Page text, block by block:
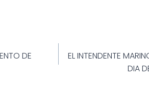
DE
EL INTENDENTE
DIA